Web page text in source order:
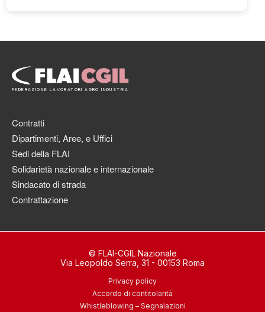
FEDERAZIONE LAVORATORI AGRO INDUSTRIA
Contratti
Dipartimenti, Aree, e Uffici
Sedi della FLAI
Solidarietà nazionale e internazionale
Sindacato di strada
Contrattazione
© FLAI-CGIL Nazionale
Via Leopoldo Serra, 31 - 00153 Roma
Privacy policy
Accordo di contitolarità
Whistleblowing – Segnalazioni